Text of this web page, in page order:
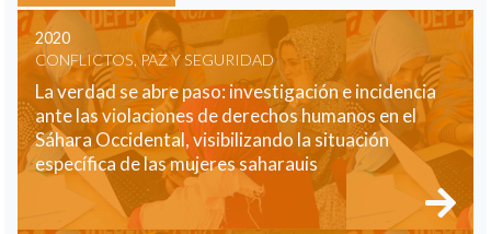
2020
CONFLICTOS, PAZ Y SEGURIDAD
La verdad se abre paso: investigación e incidencia
ante las violaciones de derechos humanos en el
Sáhara Occidental, visibilizando la situación
específica de las mujeres saharauis